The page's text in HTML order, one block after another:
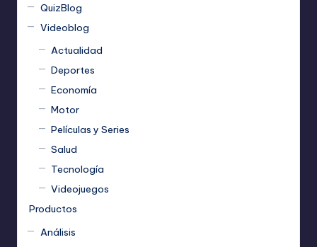
QuizBlog
Videoblog
Actualidad
Deportes
Economía
Motor
Películas y Series
Salud
Tecnología
Videojuegos
Productos
Análisis